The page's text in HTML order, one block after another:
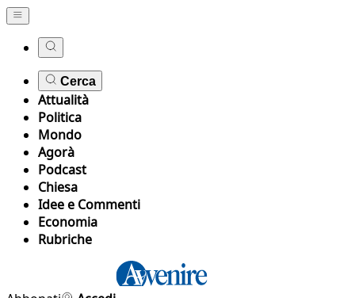
Cerca
Attualità
Politica
Mondo
Agorà
Podcast
Chiesa
Idee e Commenti
Economia
Rubriche